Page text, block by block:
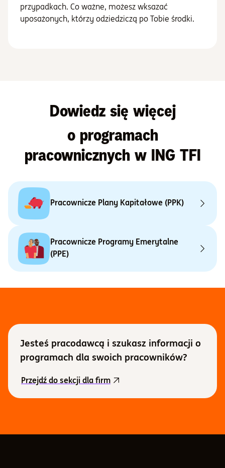
przypadkach. Co ważne, możesz wksazać
uposażonych, którzy odziedziczą po Tobie środki.
Dowiedz się więcej
o programach
pracownicznych w ING TFI
Pracownicze Plany Kapitałowe (PPK)
Pracownicze Programy Emerytalne
(PPE)
Jesteś pracodawcą i szukasz informacji o
programach dla swoich pracowników?
Przejdź do sekcji dla firminformacje o programach dla